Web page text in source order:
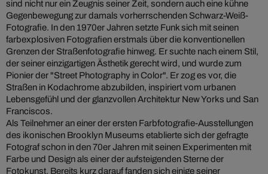
sind nicht nur ein Zeugnis seiner Zeit, sondern auch eine kühne
Gegenbewegung zur damals vorherrschenden Schwarz-Weiß-
Fotografie. In den 1970er Jahren setzte Funk sich mit seinen
farbexplosiven Fotografien erstmals über die konventionellen
Grenzen der Straßenfotografie hinweg. Er suchte nach einem Stil,
der seiner einzigartigen Ästhetik gerecht wird, und wurde zum
Pionier der "Street Photography in Color". Er zog es vor, die
Straßen in Kodachrome abzubilden, inspiriert vom urbanen
Lebensgefühl und der glanzvollen Architektur New Yorks und San
Franciscos.
Als Teilnehmer an einer der ersten Farbfotografie-Ausstellungen
des ikonischen Brooklyn Museums etablierte sich der gefragte
Fotograf schon in den 70er Jahren mit seinen Experimenten mit
Farbe und Design als einer der aufsteigenden Sterne der
Fotokunst. Bereits kurz darauf fanden sich einige seiner